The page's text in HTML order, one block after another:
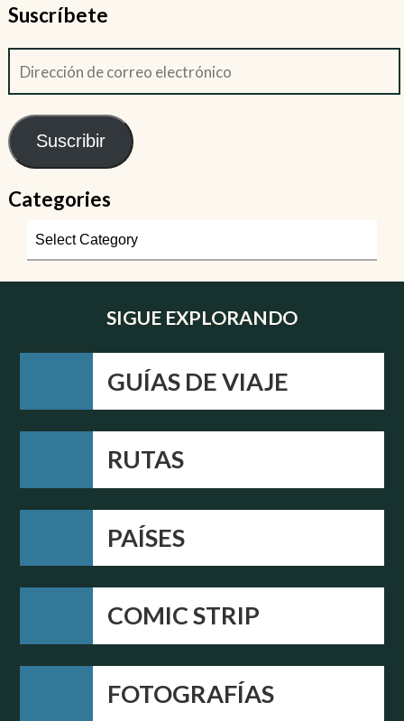
Suscríbete
Suscribir
Categories
SIGUE EXPLORANDO
GUÍAS DE VIAJE
RUTAS
PAÍSES
COMIC STRIP
FOTOGRAFÍAS